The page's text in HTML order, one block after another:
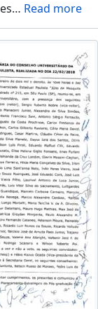
… Read more